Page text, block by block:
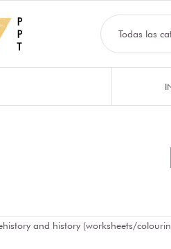
Todas las
and history (worksheets/